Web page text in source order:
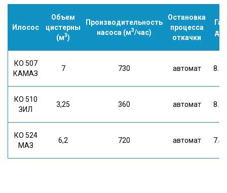
Илосос
Объем
цистерны
(м3)
Производительность
насоса (м3/час)
Остановка
процесса
откачки
КО 507
КАМАЗ
7 730 автомат
КО 510
ЗИЛ
3,25 360 автомат
КО 524
МАЗ
6,2 720 автомат